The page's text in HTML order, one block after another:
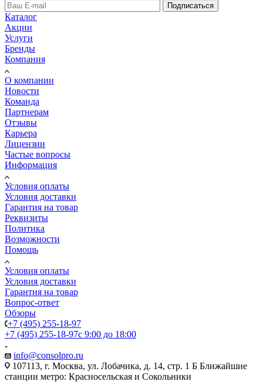
Подписаться
Каталог
Акции
Услуги
Бренды
Компания
О компании
Новости
Команда
Партнерам
Отзывы
Карьера
Лицензии
Частые вопросы
Информация
Условия оплаты
Условия доставки
Гарантия на товар
Реквизиты
Политика
Возможности
Помощь
Условия оплаты
Условия доставки
Гарантия на товар
Вопрос-ответ
Обзоры
+7 (495) 255-18-97
+7 (495) 255-18-97с 9:00 до 18:00
info@consolpro.ru
107113, г. Москва, ул. Лобачика, д. 14, стр. 1 Б Ближайшие
станции метро: Красносельская и Сокольники